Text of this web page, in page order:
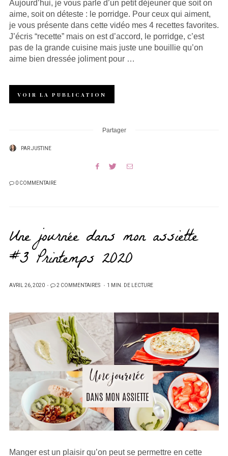
Aujourd’hui, je vous parle d’un petit déjeuner que soit on
aime, soit on déteste : le porridge. Pour ceux qui aiment,
je vous présente dans cette vidéo mes 4 recettes favorites.
J’écris “recette” mais on est d’accord, le porridge, c’est
pas de la grande cuisine mais juste une bouillie qu’on
aime bien dressée joliment pour …
VOIR LA PUBLICATION
Partager
PARJUSTINE
0 COMMENTAIRE
Une journée dans mon assiette
#3 Printemps 2020
PUBLIÉ
AVRIL 26, 2020 2 COMMENTAIRES 1 MIN. DE LECTURE
Manger est un plaisir qu’on peut se permettre en cette